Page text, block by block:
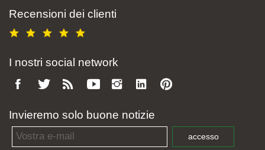
Recensioni dei clienti
I nostri social network
Invieremo solo buone notizie
Email address
accesso